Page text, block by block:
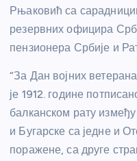
Рњаковић са
резервних официра
пензионера Србије и
“За Дан војних
је 1912. године
балканском рату
и Бугарске са једне и
поражене, са друге